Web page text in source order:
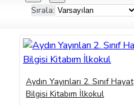
Sırala:
Aydın Yayınları 2. Sınıf Hayat
Bilgisi Kitabım İlkokul